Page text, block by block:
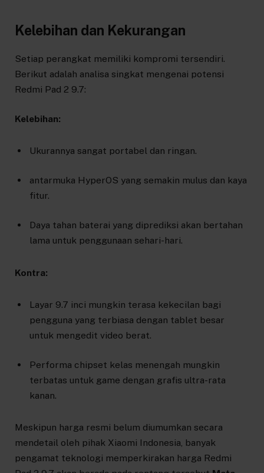
Kelebihan dan Kekurangan
Setiap perangkat memiliki kompromi tersendiri.
Berikut adalah analisa singkat mengenai potensi
Redmi Pad 2 9.7:
Kelebihan:
Ukurannya sangat portabel dan ringan.
antarmuka HyperOS yang semakin mulus dan kaya
fitur.
Daya tahan baterai yang diprediksi akan bertahan
lama untuk penggunaan sehari-hari.
Kontra:
Layar 9.7 inci mungkin terasa kekecilan bagi
pengguna yang terbiasa dengan tablet besar
untuk mengedit video berat.
Performa chipset kelas menengah mungkin
terbatas untuk game dengan grafis ultra-rata
kanan.
Meskipun harga resmi belum diumumkan secara
mendetail oleh pihak Xiaomi Indonesia, banyak
pengamat teknologi memperkirakan harga Redmi